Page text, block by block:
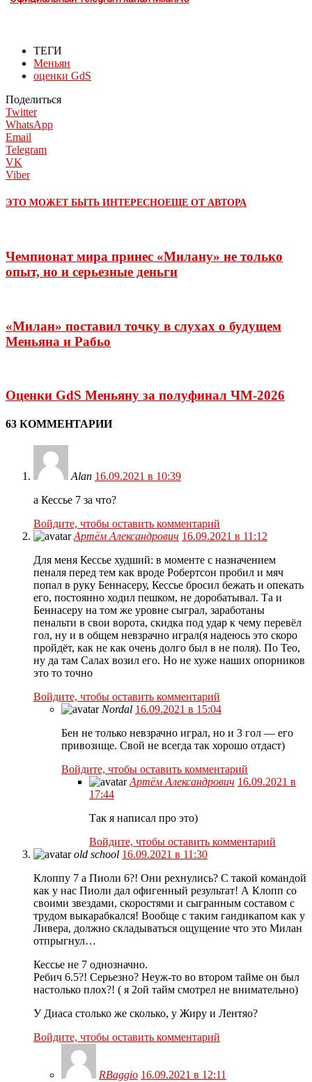
ТЕГИ
Меньян
оценки GdS
Поделиться
Twitter
WhatsApp
Email
Telegram
VK
Viber
ЭТО МОЖЕТ БЫТЬ ИНТЕРЕСНОЕЩЕ ОТ АВТОРА
Чемпионат мира принес «Милану» не только
опыт, но и серьезные деньги
«Милан» поставил точку в слухах о будущем
Меньяна и Рабьо
Оценки GdS Меньяну за полуфинал ЧМ-2026
63 КОММЕНТАРИИ
Alan 16.09.2021 в 10:39
а Кессье 7 за что?
Войдите, чтобы оставить комментарий
Артём Александрович 16.09.2021 в 11:12
Для меня Кессье худший: в моменте с назначением
пеналя перед тем как вроде Робертсон пробил и мяч
попал в руку Беннасеру, Кессье бросил бежать и опекать
его, постоянно ходил пешком, не доробатывал. Та и
Беннасеру на том же уровне сыграл, заработаны
пенальти в свои ворота, скидка под удар к чему перевёл
гол, ну и в общем невзрачно играл(я надеюсь это скоро
пройдёт, как не как очень долго был в не поля). По Тео,
ну да там Салах возил его. Но не хуже наших опорников
это то точно
Войдите, чтобы оставить комментарий
Nordal 16.09.2021 в 15:04
Бен не только невзрачно играл, но и 3 гол — его
привозище. Свой не всегда так хорошо отдаст)
Войдите, чтобы оставить комментарий
Артём Александрович 16.09.2021 в
17:44
Так я написал про это)
Войдите, чтобы оставить комментарий
old school 16.09.2021 в 11:30
Клоппу 7 а Пиоли 6?! Они рехнулись? С такой командой
как у нас Пиоли дал офигенный результат! А Клопп со
своими звездами, скоростями и сыгранным составом с
трудом выкарабкался! Вообще с таким гандикапом как у
Ливера, должно складываться ощущение что это Милан
отпрыгнул…
Кессье не 7 однозначно.
Ребич 6.5?! Серьезно? Неуж-то во втором тайме он был
настолько плох?! ( я 2ой тайм смотрел не внимательно)
У Диаса столько же сколько, у Жиру и Лентяо?
Войдите, чтобы оставить комментарий
RBaggio 16.09.2021 в 12:11